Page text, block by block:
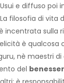
e diffuso poi
filosofia di vita
incentrata sulla
è qualcosa
nè maestri di
del